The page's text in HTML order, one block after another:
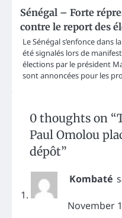
Sénégal – Forte
contre le report des
Le Sénégal s’enfonce dans
été signalés lors de
élections par le président
sont annoncées pour les
0 thoughts on “
Paul Omolou
dépôt”
Kombaté
November